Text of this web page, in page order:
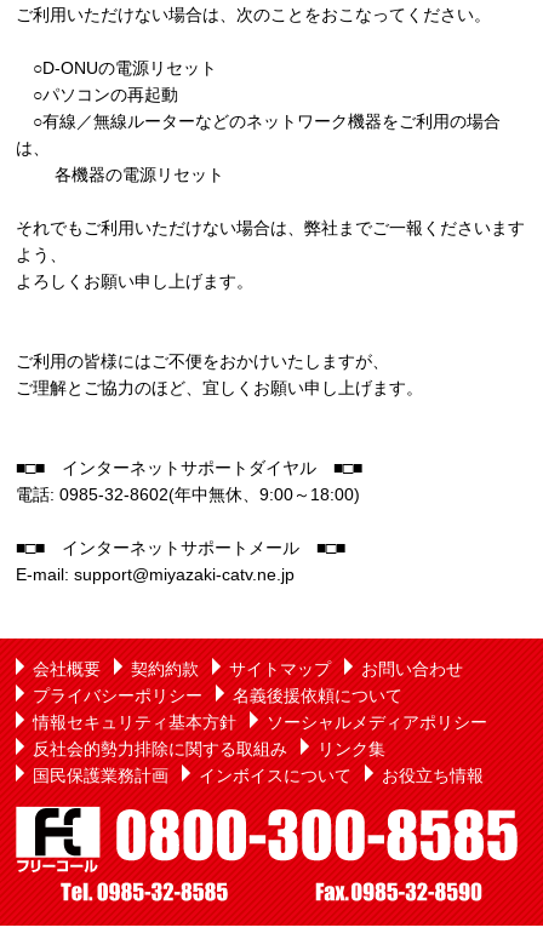
ご利用いただけない場合は、次のことをおこなってください。
○D-ONUの電源リセット
○パソコンの再起動
○有線／無線ルーターなどのネットワーク機器をご利用の場合
は、
各機器の電源リセット
それでもご利用いただけない場合は、弊社までご一報くださいます
よう、
よろしくお願い申し上げます。
ご利用の皆様にはご不便をおかけいたしますが、
ご理解とご協力のほど、宜しくお願い申し上げます。
■□■ インターネットサポートダイヤル ■□■
電話: 0985-32-8602(年中無休、9:00～18:00)
■□■ インターネットサポートメール ■□■
E-mail: support@miyazaki-catv.ne.jp
会社概要 契約約款 サイトマップ
お問い合わせ
プライバシーポリシー
名義後援依頼について
情報セキュリティ基本方針
ソーシャルメディアポリシー
反社会的勢力排除に関する取組み
リンク集
国民保護業務計画
インボイスについて お役立ち情報